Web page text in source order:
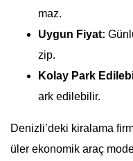
maz.
Uygun Fiyat:
zip.
Kolay Park
ark edilebilir.
Denizli’deki kiralama
üler ekonomik araç